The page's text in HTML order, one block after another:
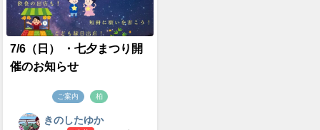
7/6（日） ・七夕まつり開
催のお知らせ
ご案内 柏
きのしたゆか